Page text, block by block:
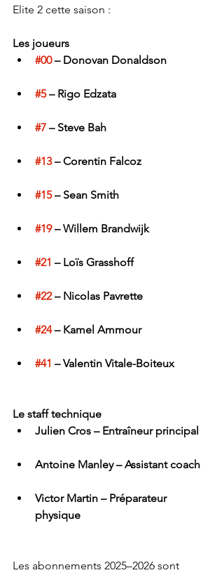
Elite 2 cette saison :
Les joueurs
#00 – Donovan Donaldson
#5 – Rigo Edzata
#7 – Steve Bah
#13 – Corentin Falcoz
#15 – Sean Smith
#19 – Willem Brandwijk
#21 – Loïs Grasshoff
#22 – Nicolas Pavrette
#24 – Kamel Ammour
#41 – Valentin Vitale-Boiteux
Le staff technique
Julien Cros – Entraîneur principal
Antoine Manley – Assistant coach
Victor Martin – Préparateur
physique
Les abonnements 2025–2026 sont